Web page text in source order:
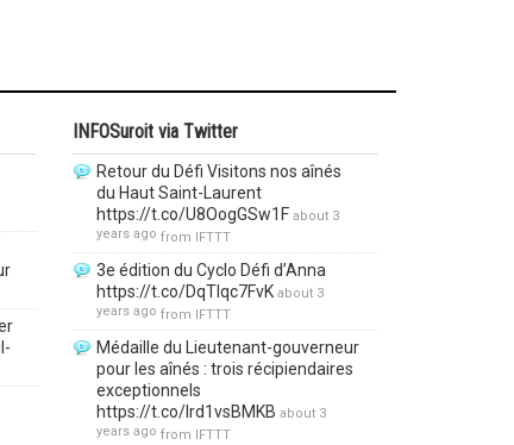
INFOSuroit via Twitter
Retour du Défi Visitons nos aînés
du Haut Saint-Laurent
https://t.co/U8OogGSw1F about 3
years ago from IFTTT
3e édition du Cyclo Défi d’Anna
https://t.co/DqTlqc7FvK about 3
years ago from IFTTT
Médaille du Lieutenant-gouverneur
pour les aînés : trois récipiendaires
exceptionnels
https://t.co/lrd1vsBMKB about 3
years ago from IFTTT